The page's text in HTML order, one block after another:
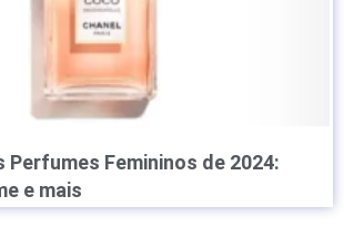
Perfumes Femininos de 2024:
e mais